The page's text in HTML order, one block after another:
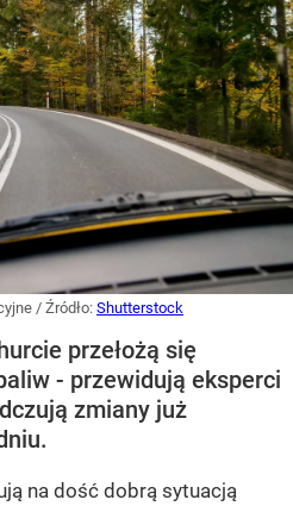
/ Źródło: Shutterstock
przełożą się
- przewidują eksperci
zmiany już
na dość dobrą sytuacją